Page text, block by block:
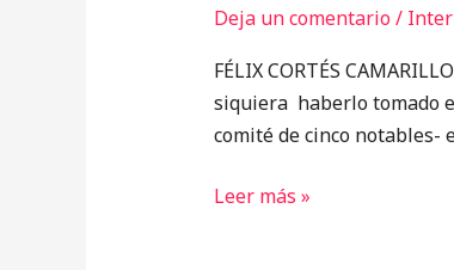
Deja un comentario/
FÉLIX CORTÉS
siquiera haberlo tomado
comité de cinco notables-
Leer más »